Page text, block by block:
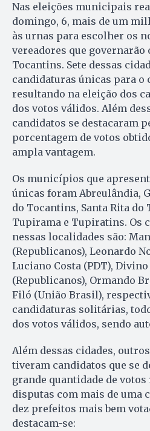
Nas eleições municipais
domingo, 6, mais de um
às urnas para escolher os
vereadores que governarão
Tocantins. Sete dessas
candidaturas únicas para o
resultando na eleição dos
dos votos válidos. Além
candidatos se destacaram
porcentagem de votos
ampla vantagem.
Os municípios que
únicas foram Abreulândia,
do Tocantins, Santa Rita do
Tupirama e Tupiratins. Os
nessas localidades são:
(Republicanos), Leonardo
Luciano Costa (PDT),
(Republicanos), Ormando
Filó (União Brasil),
candidaturas solitárias,
dos votos válidos, sendo
Além dessas cidades,
tiveram candidatos que se
grande quantidade de
disputas com mais de uma
dez prefeitos mais bem
destacam-se: